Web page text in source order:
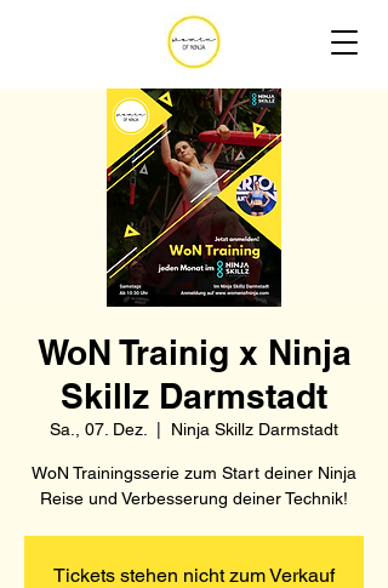
WoN Trainig x Ninja
Skillz Darmstadt
Sa., 07. Dez. Ninja Skillz Darmstadt
WoN Trainingsserie zum Start deiner Ninja
Reise und Verbesserung deiner Technik!
Tickets stehen nicht zum Verkauf